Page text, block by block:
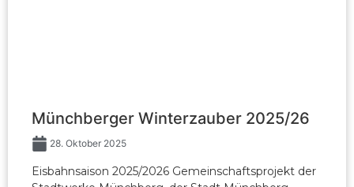
Münchberger Winterzauber 2025/26
28. Oktober 2025
Eisbahnsaison 2025/2026 Gemeinschaftsprojekt der